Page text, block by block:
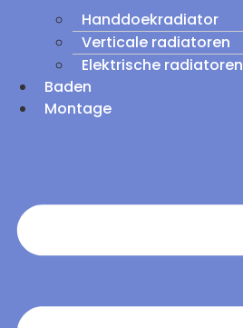
Handdoekradiator
Verticale radiatoren
Elektrische radiatoren
Baden
Montage